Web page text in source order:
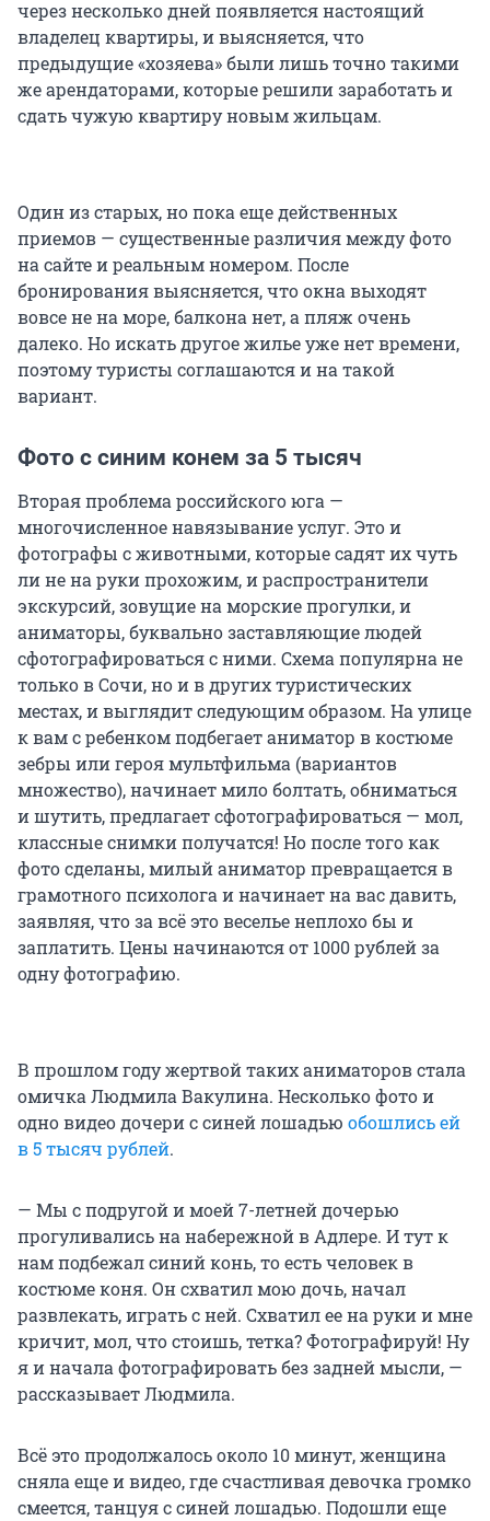
через несколько дней появляется настоящий
владелец квартиры, и выясняется, что
предыдущие «хозяева» были лишь точно такими
же арендаторами, которые решили заработать и
сдать чужую квартиру новым жильцам.
Один из старых, но пока еще действенных
приемов — существенные различия между фото
на сайте и реальным номером. После
бронирования выясняется, что окна выходят
вовсе не на море, балкона нет, а пляж очень
далеко. Но искать другое жилье уже нет времени,
поэтому туристы соглашаются и на такой
вариант.
Фото с синим конем за 5 тысяч
Вторая проблема российского юга —
многочисленное навязывание услуг. Это и
фотографы с животными, которые садят их чуть
ли не на руки прохожим, и распространители
экскурсий, зовущие на морские прогулки, и
аниматоры, буквально заставляющие людей
сфотографироваться с ними. Схема популярна не
только в Сочи, но и в других туристических
местах, и выглядит следующим образом. На улице
к вам с ребенком подбегает аниматор в костюме
зебры или героя мультфильма (вариантов
множество), начинает мило болтать, обниматься
и шутить, предлагает сфотографироваться — мол,
классные снимки получатся! Но после того как
фото сделаны, милый аниматор превращается в
грамотного психолога и начинает на вас давить,
заявляя, что за всё это веселье неплохо бы и
заплатить. Цены начинаются от 1000 рублей за
одну фотографию.
В прошлом году жертвой таких аниматоров стала
омичка Людмила Вакулина. Несколько фото и
одно видео дочери с синей лошадью обошлись ей
в 5 тысяч рублей.
— Мы с подругой и моей 7-летней дочерью
прогуливались на набережной в Адлере. И тут к
нам подбежал синий конь, то есть человек в
костюме коня. Он схватил мою дочь, начал
развлекать, играть с ней. Схватил ее на руки и мне
кричит, мол, что стоишь, тетка? Фотографируй! Ну
я и начала фотографировать без задней мысли, —
рассказывает Людмила.
Всё это продолжалось около 10 минут, женщина
сняла еще и видео, где счастливая девочка громко
смеется, танцуя с синей лошадью. Подошли еще